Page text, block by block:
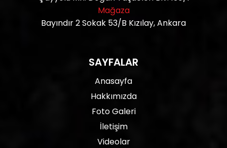
Mağaza
Bayındır 2 Sokak 53/B Kızılay, Ankara
SAYFALAR
Anasayfa
Hakkımızda
Foto Galeri
İletişim
Videolar